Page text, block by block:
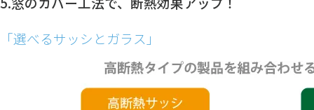
「選べるサッシとガラス」